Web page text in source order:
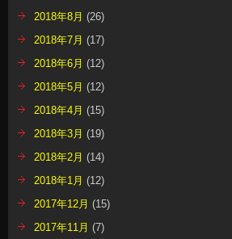
2018年8月 (26)
2018年7月 (17)
2018年6月 (12)
2018年5月 (12)
2018年4月 (15)
2018年3月 (19)
2018年2月 (14)
2018年1月 (12)
2017年12月 (15)
2017年11月 (7)